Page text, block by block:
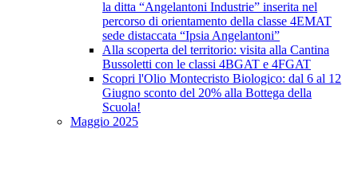
la ditta “Angelantoni Industrie” inserita nel
percorso di orientamento della classe 4EMAT
sede distaccata “Ipsia Angelantoni”
Alla scoperta del territorio: visita alla Cantina
Bussoletti con le classi 4BGAT e 4FGAT
Scopri l'Olio Montecristo Biologico: dal 6 al 12
Giugno sconto del 20% alla Bottega della
Scuola!
Maggio 2025